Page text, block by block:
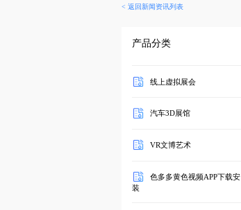
< 返回新闻资讯列表
产品分类
线上虚拟展会
汽车3D展馆
VR文博艺术
色多多黄色视频APP下载安
装